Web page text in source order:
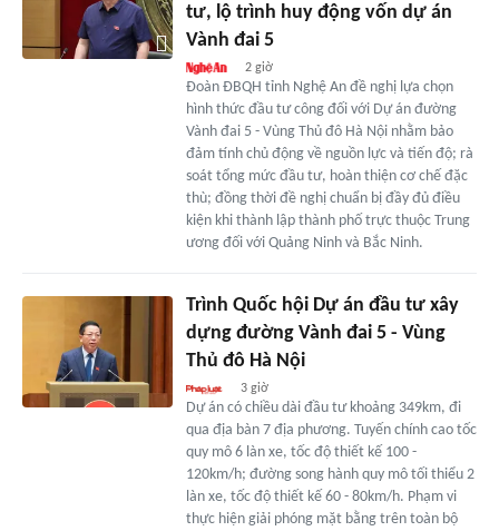
tư, lộ trình huy động vốn dự án
Vành đai 5
2 giờ
Đoàn ĐBQH tỉnh Nghệ An đề nghị lựa chọn
hình thức đầu tư công đối với Dự án đường
Vành đai 5 - Vùng Thủ đô Hà Nội nhằm bảo
đảm tính chủ động về nguồn lực và tiến độ; rà
soát tổng mức đầu tư, hoàn thiện cơ chế đặc
thù; đồng thời đề nghị chuẩn bị đầy đủ điều
kiện khi thành lập thành phố trực thuộc Trung
ương đối với Quảng Ninh và Bắc Ninh.
Trình Quốc hội Dự án đầu tư xây
dựng đường Vành đai 5 - Vùng
Thủ đô Hà Nội
3 giờ
Dự án có chiều dài đầu tư khoảng 349km, đi
qua địa bàn 7 địa phương. Tuyến chính cao tốc
quy mô 6 làn xe, tốc độ thiết kế 100 -
120km/h; đường song hành quy mô tối thiểu 2
làn xe, tốc độ thiết kế 60 - 80km/h. Phạm vi
thực hiện giải phóng mặt bằng trên toàn bộ